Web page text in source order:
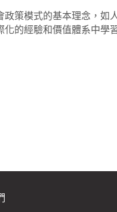
策模式的基本理念，如
的經驗和價值體系中學